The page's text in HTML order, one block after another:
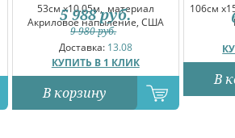
53см x10.05м, материал
Акриловое напыление, США
Доставка: 13.08
КУПИТЬ В 1 КЛИК
9 980руб.
5 988 руб.
В корзину
106см
В